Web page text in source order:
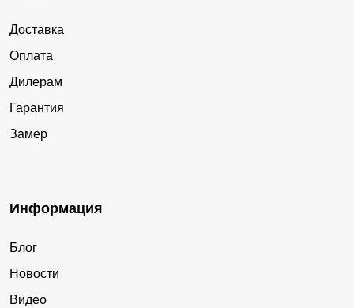
Доставка
Оплата
Дилерам
Гарантия
Замер
Информация
Блог
Новости
Видео